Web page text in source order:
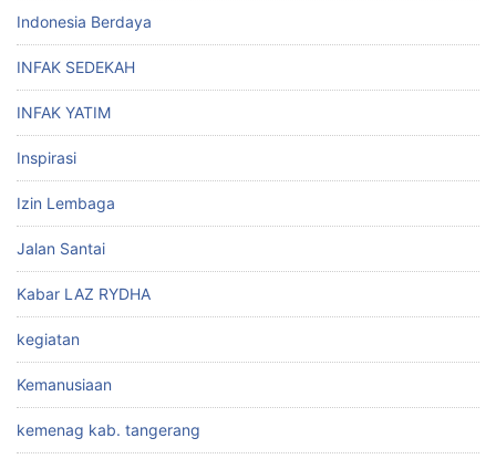
Indonesia Berdaya
INFAK SEDEKAH
INFAK YATIM
Inspirasi
Izin Lembaga
Jalan Santai
Kabar LAZ RYDHA
kegiatan
Kemanusiaan
kemenag kab. tangerang